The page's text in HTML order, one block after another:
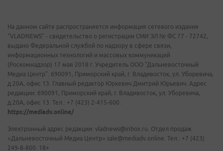
На данном сайте распространяется информация сетевого издания
"VLADNEWS" - свидетельство о регистрации СМИ ЭЛ № ФС 77 - 72742,
выдано Федеральной службой по надзору в сфере связи,
информационных технологий и массовых коммуникаций
(Роскомнадзор) 17 мая 2018 г. Учредитель ООО "Дальневосточный
Медиа Центр". 690091, Приморский край, г. Владивосток, ул. Уборевича,
д.20А, офис 13. Главный редактор Юркевич Дмитрий Юрьевич. Адрес
редакции: 690091, Приморский край, г. Владивосток, ул. Уборевича,
д.20А, офис 13. Тел.: +7 (423) 2-415-600.
https://mediadv.online/
Электронный адрес редакции: vladnews@inbox.ru. Отдел продаж
«Дальневосточный Медиа Центр» sale@mediadv.online. Тел.: +7 (423)
249-8-800. 18+